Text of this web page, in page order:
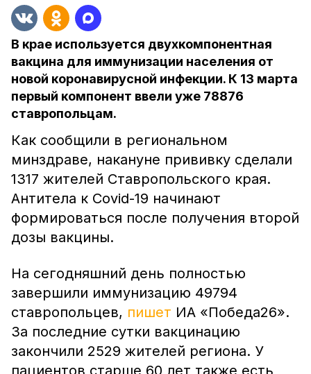
В крае используется двухкомпонентная
вакцина для иммунизации населения от
новой коронавирусной инфекции. К 13 марта
первый компонент ввели уже 78876
ставропольцам.
Как сообщили в региональном
минздраве, накануне прививку сделали
1317 жителей Ставропольского края.
Антитела к Covid-19 начинают
формироваться после получения второй
дозы вакцины.
На сегодняшний день полностью
завершили иммунизацию 49794
ставропольцев, пишет ИА «Победа26».
За последние сутки вакцинацию
закончили 2529 жителей региона. У
пациентов старше 60 лет также есть